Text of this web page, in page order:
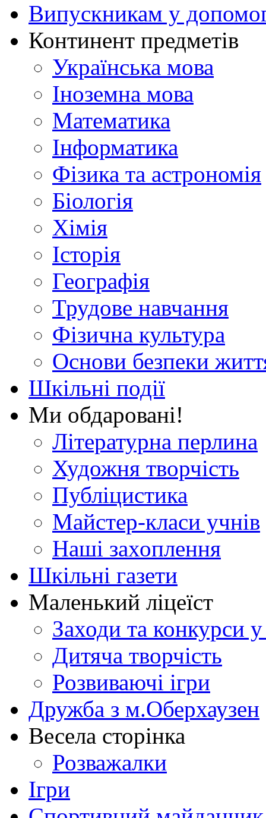
Випускникам у
Континент предметів
Українська мова
Іноземна мова
Математика
Інформатика
Фізика та астрономія
Біологія
Хімія
Історія
Географія
Трудове навчання
Фізична культура
Основи безпеки
Шкільні події
Ми обдаровані!
Літературна перлина
Художня творчість
Публіцистика
Майстер-класи учнів
Наші захоплення
Шкільні газети
Маленький ліцеїст
Заходи та конкурси у
Дитяча творчість
Розвиваючі ігри
Дружба з м.Оберхаузен
Весела сторінка
Розважалки
Ігри